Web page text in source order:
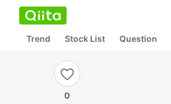
Trend Stock List Question
0